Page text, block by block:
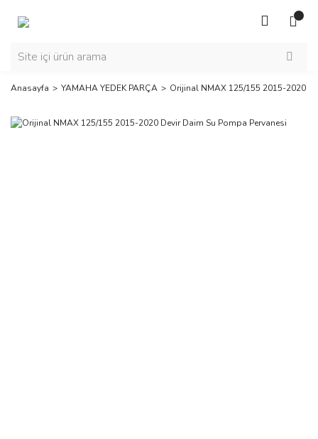
Anasayfa YAMAHA YEDEK PARÇA Orijinal NMAX 125/155 2015-2020